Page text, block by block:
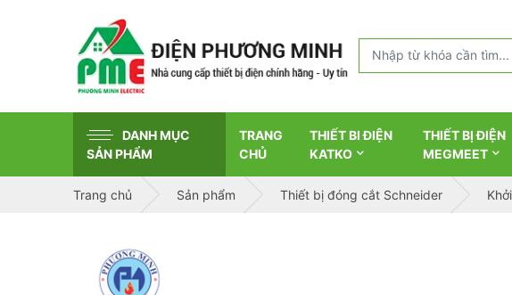
DANH MỤC
SẢN PHẨM
TRANG
CHỦ
THIẾT BI ĐIỆN
KATKO
THIẾT BỊ ĐIỆN
MEGMEET
Trang chủ Sản phẩm Thiết bị đóng cắt Schneider